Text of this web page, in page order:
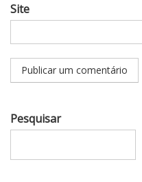
Site
Pesquisar